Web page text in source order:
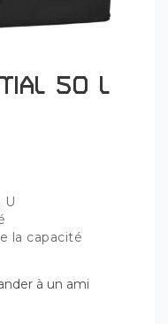
50 L
U
la capacité
à un ami